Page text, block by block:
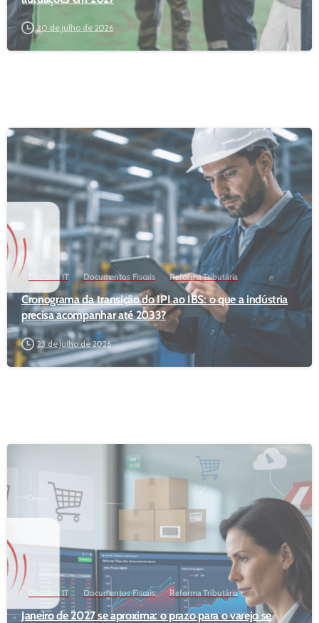
30 de julho de 2026
Decision IT Documentos Fiscais Reforma Tributária
Cronograma da transição do IPI ao IBS: o que a indústria
precisa acompanhar até 2033?
23 de julho de 2026
Decision IT Documentos Fiscais Reforma Tributária
Janeiro de 2027 se aproxima: o prazo para o varejo se